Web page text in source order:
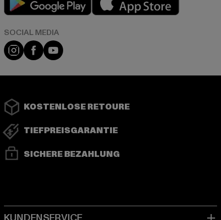
Instagram
FacebookYouTube
KOSTENLOSE RETOURE
TIEFPREISGARANTIE
SICHERE BEZAHLUNG